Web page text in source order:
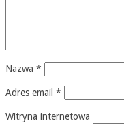
Nazwa *
Adres email *
Witryna internetowa